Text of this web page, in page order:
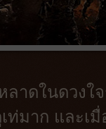
าดในดวงใ
ท่มาก และเ